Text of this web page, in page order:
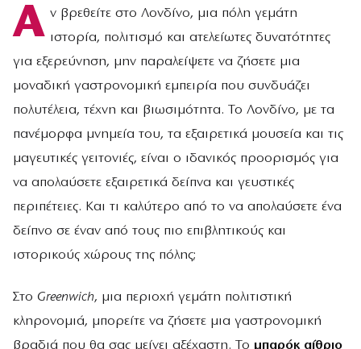
Α ν βρεθείτε στο Λονδίνο, μια πόλη γεμάτη
ιστορία, πολιτισμό και ατελείωτες δυνατότητες
για εξερεύνηση, μην παραλείψετε να ζήσετε μια
μοναδική γαστρονομική εμπειρία που συνδυάζει
πολυτέλεια, τέχνη και βιωσιμότητα. Το Λονδίνο, με τα
πανέμορφα μνημεία του, τα εξαιρετικά μουσεία και τις
μαγευτικές γειτονιές, είναι ο ιδανικός προορισμός για
να απολαύσετε εξαιρετικά δείπνα και γευστικές
περιπέτειες. Και τι καλύτερο από το να απολαύσετε ένα
δείπνο σε έναν από τους πιο επιβλητικούς και
ιστορικούς χώρους της πόλης;
Στο Greenwich, μια περιοχή γεμάτη πολιτιστική
κληρονομιά, μπορείτε να ζήσετε μια γαστρονομική
βραδιά που θα σας μείνει αξέχαστη. Το μπαρόκ αίθριο